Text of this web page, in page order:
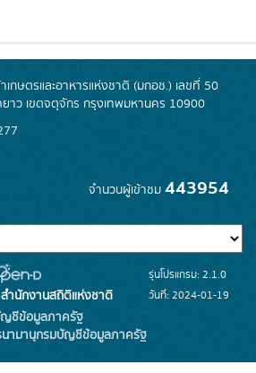
กษตรและอาหารแห่งชาติ (มกอช.) เลขที่ 50
าว เขตจตุจักร กรุงเทพมหานคร 10900
จำนวนผู้เข้าชม 443954
สำนักงานสถิติแห่งชาติ
ญชีข้อมูลภาครัฐ
นามานุกรมบัญชีข้อมูลภาครัฐ
รุ่นโปรแกรม: 2.1.0
วันที่: 2024-01-19